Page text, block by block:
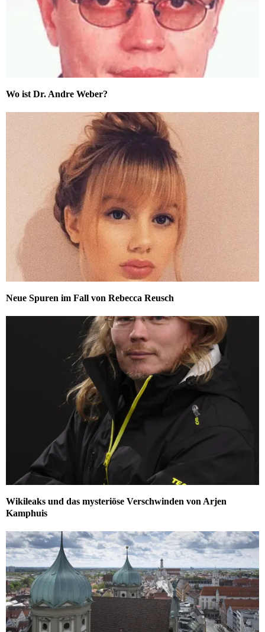
Wo ist Dr. Andre Weber?
Neue Spuren im Fall von Rebecca Reusch
Wikileaks und das mysteriöse Verschwinden von Arjen
Kamphuis